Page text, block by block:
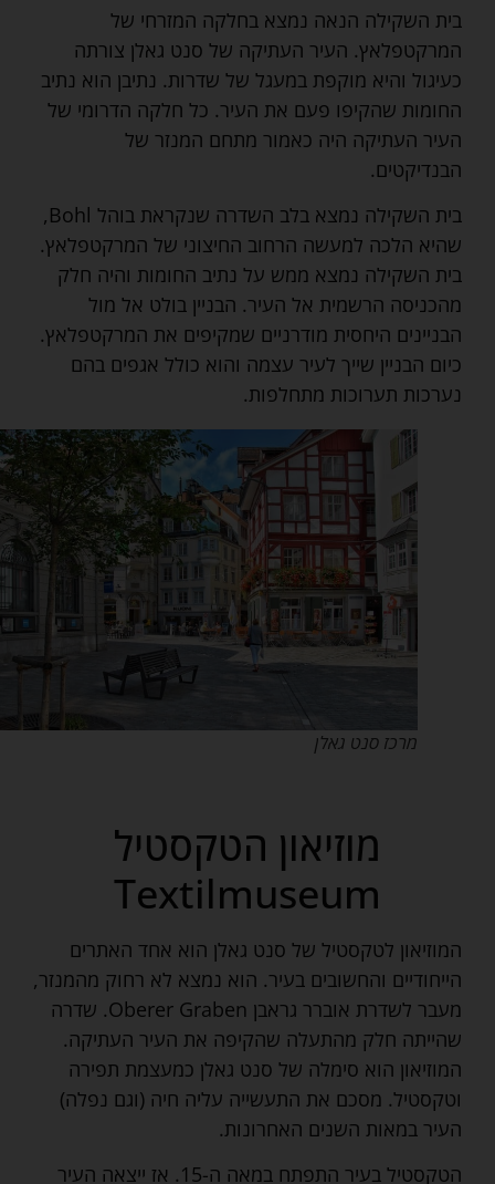
בית השקילה הנאה נמצא בחלקה המזרחי של
המרקטפלאץ. העיר העתיקה של סנט גאלן צורתה
כעיגול והיא מוקפת במעגל של שדרות. נתיבן הוא נתיב
החומות שהקיפו פעם את העיר. כל חלקה הדרומי של
העיר העתיקה היה כאמור מתחם המנזר של
הבנדיקטים.
בית השקילה נמצא בלב השדרה שנקראת בוהל Bohl,
שהיא הלכה למעשה הרחוב החיצוני של המרקטפלאץ.
בית השקילה נמצא ממש על נתיב החומות והיה חלק
מהכניסה הרשמית אל העיר. הבניין בולט אל מול
הבניינים היחסית מודרניים שמקיפים את המרקטפלאץ.
כיום הבניין שייך לעיר עצמה והוא כולל אגפים בהם
נערכות תערוכות מתחלפות.
מרכז סנט גאלן
מוזיאון הטקסטיל
Textilmuseum
המוזיאון לטקסטיל של סנט גאלן הוא אחד האתרים
הייחודיים והחשובים בעיר. הוא נמצא לא רחוק מהמנזר,
מעבר לשדרת אוברר גראבן Oberer Graben. שדרה
שהייתה חלק מהתעלה שהקיפה את העיר העתיקה.
המוזיאון הוא סימלה של סנט גאלן כמעצמת תפירה
וטקסטיל. מסכם את התעשייה עליה חיה (וגם נפלה)
העיר במאות השנים האחרונות.
הטקסטיל בעיר התפתח במאה ה-15. אז ייצאה העיר